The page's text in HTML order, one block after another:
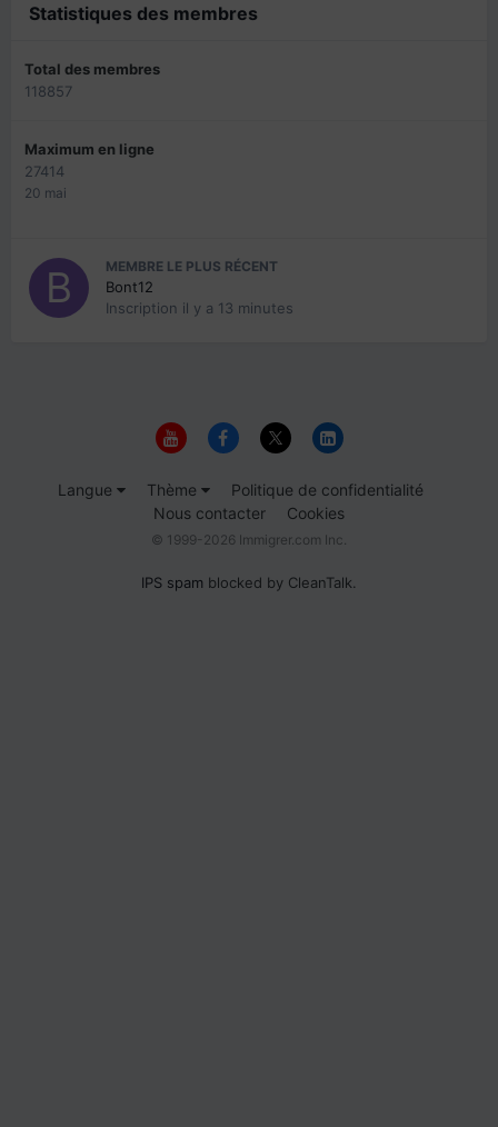
Statistiques des membres
Total des membres
118857
Maximum en ligne
27414
20 mai
MEMBRE LE PLUS RÉCENT
Bont12
Inscription il y a 13 minutes
Langue Thème
Politique de confidentialité
Nous contacter
Cookies
© 1999-2026 Immigrer.com Inc.
IPS spam blocked by CleanTalk.